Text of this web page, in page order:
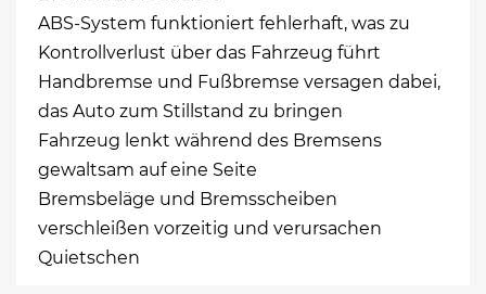
ABS-System funktioniert fehlerhaft, was zu
Kontrollverlust über das Fahrzeug führt
Handbremse und Fußbremse versagen dabei,
das Auto zum Stillstand zu bringen
Fahrzeug lenkt während des Bremsens
gewaltsam auf eine Seite
Bremsbeläge und Bremsscheiben
verschleißen vorzeitig und verursachen
Quietschen